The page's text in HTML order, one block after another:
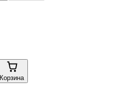
Корзина